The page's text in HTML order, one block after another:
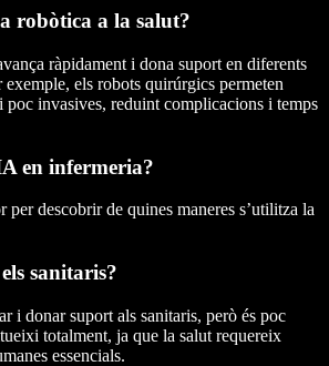
robòtica a la salut?
ràpidament i dona suport en diferents
els robots quirúrgics permeten
poc invasives, reduint complicacions i temps
en infermeria?
descobrir de quines maneres s’utilitza la
sanitaris?
i donar suport als sanitaris, però és poc
totalment, ja que la salut requereix
essencials.